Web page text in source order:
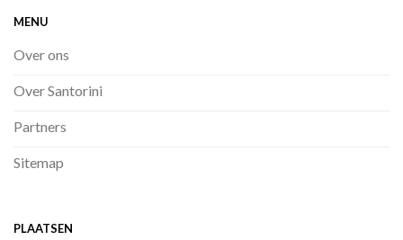
MENU
Over ons
Over Santorini
Partners
Sitemap
PLAATSEN